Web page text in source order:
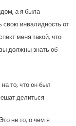
а я была
свою инвалидность от
меня такой, что
должны знать об
то, что он был
делиться.
не то, о чем я